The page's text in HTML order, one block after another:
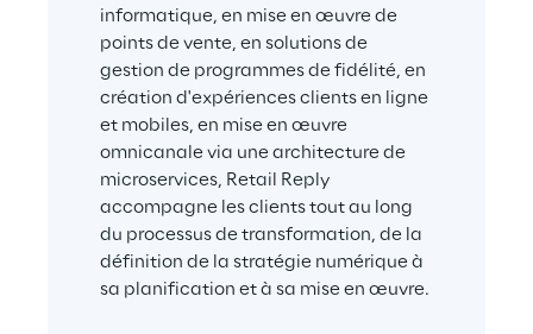
informatique, en mise en œuvre de
points de vente, en solutions de
gestion de programmes de fidélité, en
création d'expériences clients en ligne
et mobiles, en mise en œuvre
omnicanale via une architecture de
microservices, Retail Reply
accompagne les clients tout au long
du processus de transformation, de la
définition de la stratégie numérique à
sa planification et à sa mise en œuvre.